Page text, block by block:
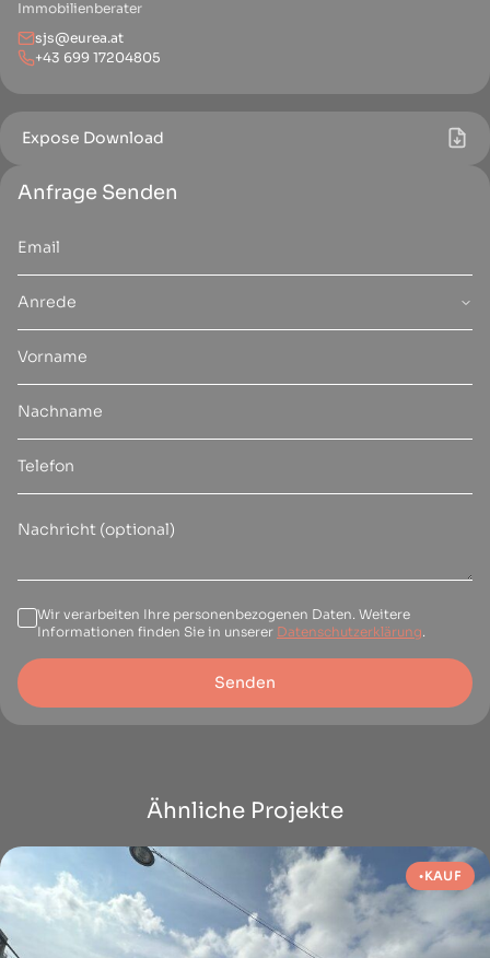
Immobilienberater
sjs@eurea.at
+43 699 17204805
Expose Download
Anfrage Senden
Anrede
Wir verarbeiten Ihre personenbezogenen Daten. Weitere
Informationen finden Sie in unserer Datenschutzerklärung
Senden
Ähnliche Projekte
KAUF